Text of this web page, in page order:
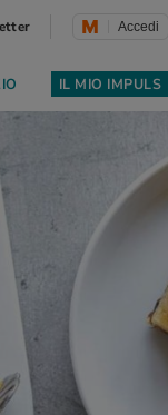
Accedi
IL MIO IMPULS